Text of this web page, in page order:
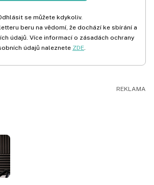
se můžete kdykoliv.
beru na vědomí, že dochází ke sbírání a
údajů. Více informací o zásadách ochrany
údajů naleznete ZDE.